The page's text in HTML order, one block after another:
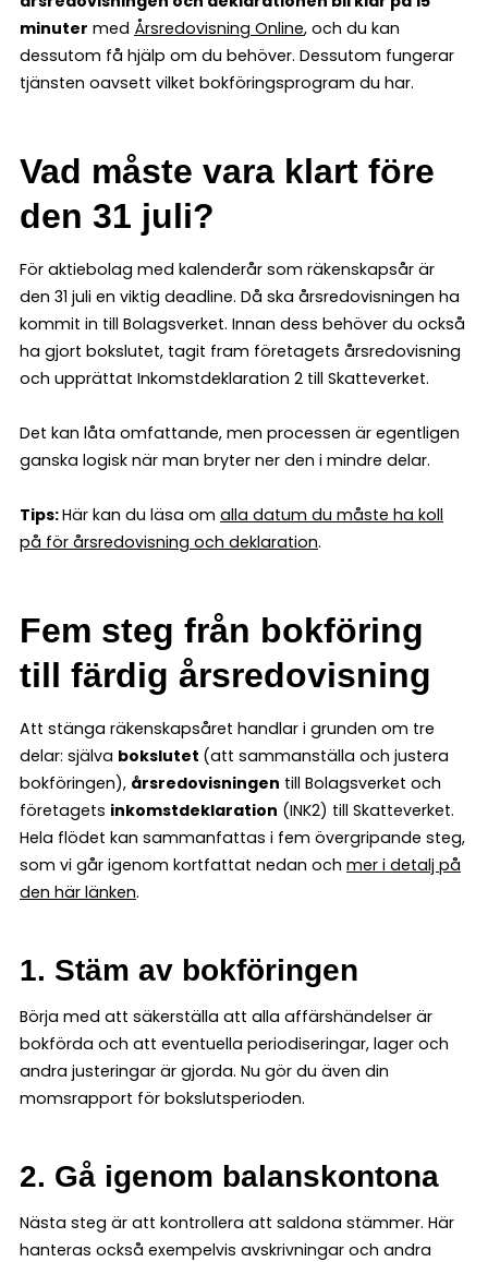
minuter med Årsredovisning Online, och du kan
dessutom få hjälp om du behöver. Dessutom fungerar
tjänsten oavsett vilket bokföringsprogram du har.
Vad måste vara klart före
den 31 juli?
För aktiebolag med kalenderår som räkenskapsår är
den 31 juli en viktig deadline. Då ska årsredovisningen ha
kommit in till Bolagsverket. Innan dess behöver du också
ha gjort bokslutet, tagit fram företagets årsredovisning
och upprättat Inkomstdeklaration 2 till Skatteverket.
Det kan låta omfattande, men processen är egentligen
ganska logisk när man bryter ner den i mindre delar.
Tips:Här kan du läsa om alla datum du måste ha koll
på för årsredovisning och deklaration.
Fem steg från bokföring
till färdig årsredovisning
Att stänga räkenskapsåret handlar i grunden om tre
delar: själva bokslutet (att sammanställa och justera
bokföringen), årsredovisningen till Bolagsverket och
företagets inkomstdeklaration (INK2) till Skatteverket.
Hela flödet kan sammanfattas i fem övergripande steg,
som vi går igenom kortfattat nedan och mer i detalj på
den här länken.
1. Stäm av bokföringen
Börja med att säkerställa att alla affärshändelser är
bokförda och att eventuella periodiseringar, lager och
andra justeringar är gjorda. Nu gör du även din
momsrapport för bokslutsperioden.
2. Gå igenom balanskontona
Nästa steg är att kontrollera att saldona stämmer. Här
hanteras också exempelvis avskrivningar och andra